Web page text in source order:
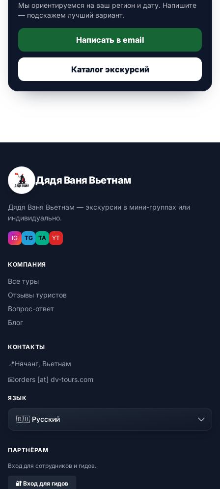
Мы ориентируемся на ваш регион и дату. Напишите
— подскажем лучший вариант.
Написать в email
Каталог экскурсий
Дядя Ваня Вьетнам
Дядя Ваня Вьетнам — экскурсии в мини-группах или
индивидуально.
IG TG TA YT
КОМПАНИЯ
Все туры
Отзывы туристов
Вопрос-ответ
Блог
КОНТАКТЫ
📍Нячанг, Вьетнам
📧orders [at] dv-tours.com
ЯЗЫК
ПАРТНЁРАМ
Вход для сотрудников и гидов.
🔐 Вход для гидов